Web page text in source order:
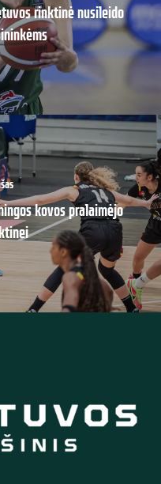
rinktinė nusileido
kovos pralaimėjo